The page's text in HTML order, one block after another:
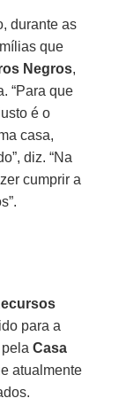
durante as
que
Negros,
“Para que
é o
casa,
diz. “Na
cumprir a
para a
pelaCasa
atualmente